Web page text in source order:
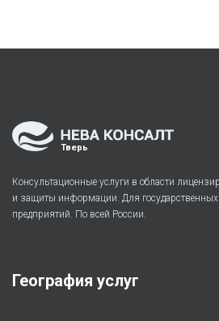
Тверь
Консультационные услуги в области
и защиты информации. Для
предприятий. По всей России.
География услуг